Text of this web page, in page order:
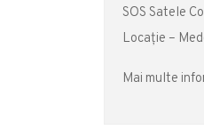
SOS Satele
Locație –
Mai multe